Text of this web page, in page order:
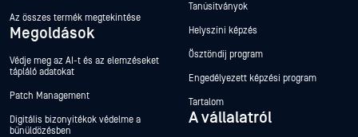
Az összes termék megtekintése
Megoldások
Védje meg az AI-t és az elemzéseket
tápláló adatokat
Patch Management
Digitális bizonyítékok védelme a
bűnüldözésben
Tanúsítványok
Helyszíni képzés
Ösztöndíj program
Engedélyezett képzési program
Tartalom
A vállalatról